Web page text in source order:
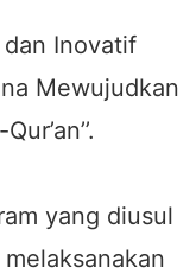
dan Inovatif
Mewujudkan
yang diusul